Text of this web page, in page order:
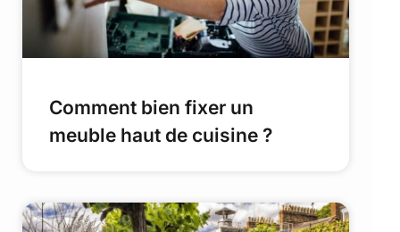
Comment bien fixer un
meuble haut de cuisine ?